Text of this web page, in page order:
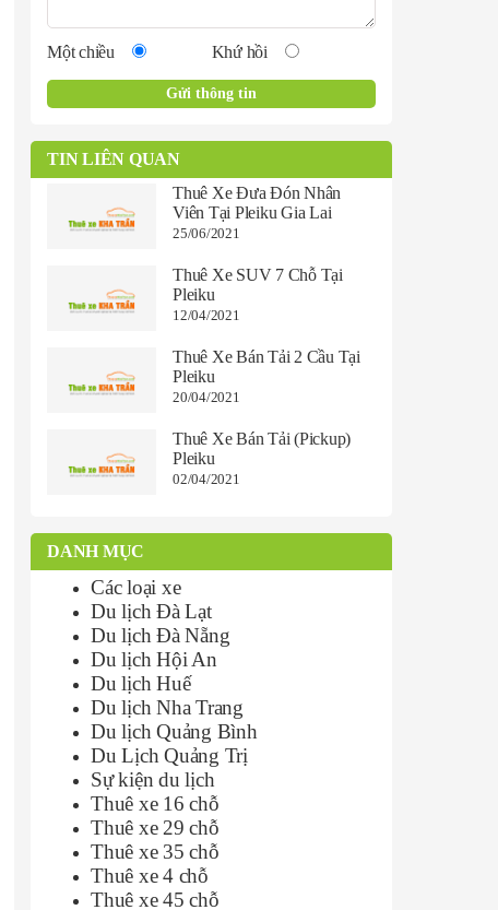
Một chiều Khứ hồi
TIN LIÊN QUAN
Thuê Xe Đưa Đón Nhân
Viên Tại Pleiku Gia Lai
25/06/2021
Thuê Xe SUV 7 Chỗ Tại
Pleiku
12/04/2021
Thuê Xe Bán Tải 2 Cầu Tại
Pleiku
20/04/2021
Thuê Xe Bán Tải (pickup)
Pleiku
02/04/2021
DANH MỤC
Các loại xe
Du lịch Đà Lạt
Du lịch Đà Nẵng
Du lịch Hội An
Du lịch Huế
Du lịch Nha Trang
Du lịch Quảng Bình
Du Lịch Quảng Trị
Sự kiện du lịch
Thuê xe 16 chỗ
Thuê xe 29 chỗ
Thuê xe 35 chỗ
Thuê xe 4 chỗ
Thuê xe 45 chỗ